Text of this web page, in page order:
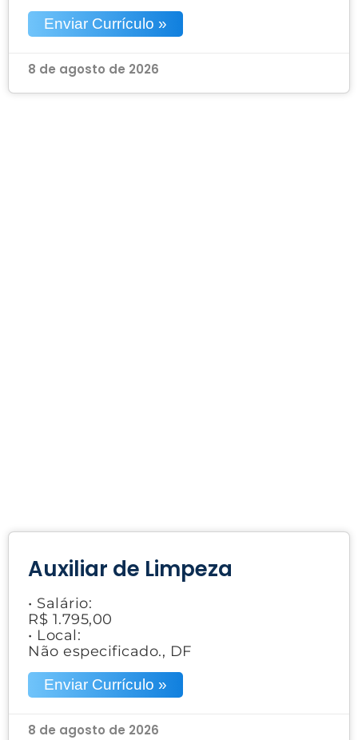
Enviar Currículo »
8 de agosto de 2026
Auxiliar de Limpeza
• Salário:
R$ 1.795,00
• Local:
Não especificado., DF
Enviar Currículo »
8 de agosto de 2026